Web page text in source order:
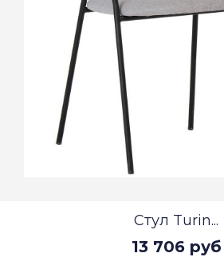
Стул Turin...
13 706 руб